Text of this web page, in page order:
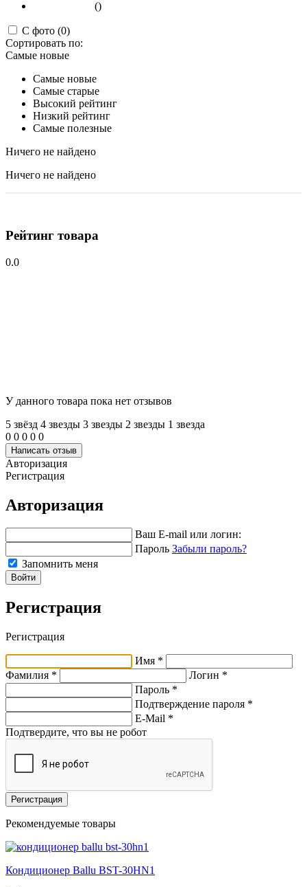
()
С фото (0)
Сортировать по:
Самые новые
Самые новые
Самые старые
Высокий рейтинг
Низкий рейтинг
Самые полезные
Ничего не найдено
Ничего не найдено
Рейтинг товара
0.0
У данного товара пока нет отзывов
5 звёзд 4 звeзды 3 звeзды 2 звeзды 1 звeзда
0 0 0 0 0
Написать отзыв
Авторизация
Регистрация
Авторизация
Ваш E-mail или логин:
Пароль Забыли пароль?
Запомнить меня
Войти
Регистрация
Регистрация
Имя *
Фамилия *
Логин *
Пароль *
Подтверждение пароля *
E-Mail *
Подтвердите, что вы не робот
Регистрация
Рекомендуемые товары
Кондиционер Ballu BST-30HN1